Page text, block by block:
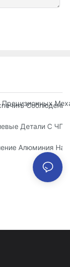
Методом
Детали С
Алюминия